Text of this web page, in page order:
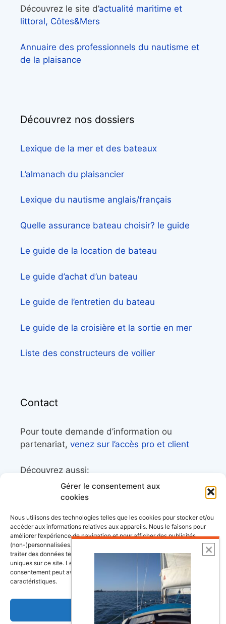
Gérer le consentement aux
cookies
Nous utilisons des technologies telles que les cookies pour stocker et/ou
accéder aux informations relatives aux appareils. Nous le faisons pour
améliorer l’expérience de navigation et pour afficher des publicités
(non-)personnalisées. Consentir à ces technologies nous autorisera à
traiter des données telles que le comportement de navigation ou les ID
uniques sur ce site. Le fait de ne pas consentir ou de retirer son
consentement peut avoir un effet négatif sur certaines fonctonnalités et
caractéristiques.
Accepter
Découvrez le site d’actualité maritime et
littoral, Côtes&Mers
Annuaire des professionnels du nautisme et
de la plaisance
Découvrez nos dossiers
Lexique de la mer et des bateaux
L’almanach du plaisancier
Lexique du nautisme anglais/français
Quelle assurance bateau choisir? le guide
Le guide de la location de bateau
Le guide d’achat d’un bateau
Le guide de l’entretien du bateau
Le guide de la croisière et la sortie en mer
Liste des constructeurs de voilier
Contact
Pour toute demande d’information ou
partenariat, venez sur l’accès pro et client
Découvrez aussi:
Côtes&Mers, le magazine du littoral et sa
Mers&Montagnes, Equipement outdoor pour
le trek et le raid nautique
BoatingAds, le site d’annonces bateaux
européen
Stock images by Depositphotos